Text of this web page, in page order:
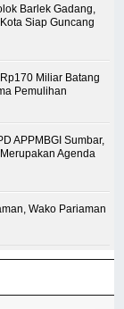
Barlek Gadang,
Siap Guncang
Miliar Batang
Pemulihan
APPMBGI Sumbar,
Agenda
Wako Pariaman